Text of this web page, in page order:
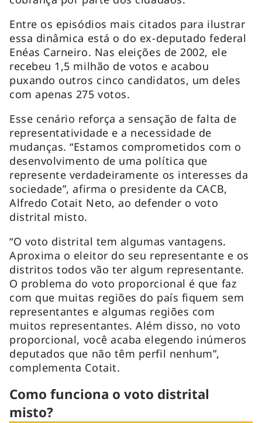
Entre os episódios mais citados para ilustrar
essa dinâmica está o do ex-deputado federal
Enéas Carneiro. Nas eleições de 2002, ele
recebeu 1,5 milhão de votos e acabou
puxando outros cinco candidatos, um deles
com apenas 275 votos.
Esse cenário reforça a sensação de falta de
representatividade e a necessidade de
mudanças. “Estamos comprometidos com o
desenvolvimento de uma política que
represente verdadeiramente os interesses da
sociedade”, afirma o presidente da CACB,
Alfredo Cotait Neto, ao defender o voto
distrital misto.
“O voto distrital tem algumas vantagens.
Aproxima o eleitor do seu representante e os
distritos todos vão ter algum representante.
O problema do voto proporcional é que faz
com que muitas regiões do país fiquem sem
representantes e algumas regiões com
muitos representantes. Além disso, no voto
proporcional, você acaba elegendo inúmeros
deputados que não têm perfil nenhum”,
complementa Cotait.
Como funciona o voto distrital
misto?